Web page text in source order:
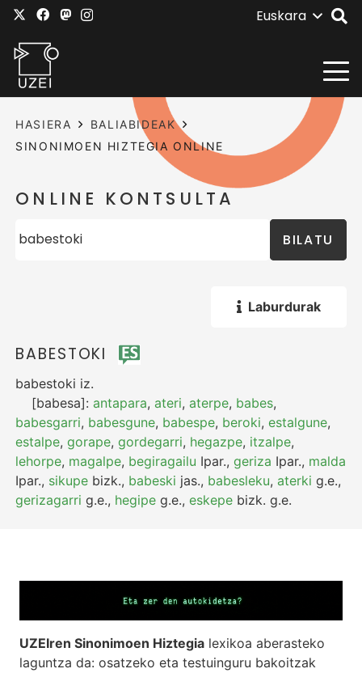
Euskara
HASIERA
BALIABIDEAK
SINONIMOEN HIZTEGIA ONLINE
ONLINE KONTSULTA
BILATU
Laburdurak
BABESTOKI
babestoki iz.
[babesa]:antapara,ateri,aterpe, babes,
babesgarri, babesgune, babespe, beroki,estalgune,
estalpe,gorape,gordegarri, hegazpe, itzalpe,
lehorpe, magalpe, begiragailu Ipar.,geriza Ipar., malda
Ipar., sikupe bizk., babeski jas., babesleku,aterki g.e.,
gerizagarri g.e., hegipe g.e.,eskepe bizk. g.e.
UZEIren Sinonimoen Hiztegia lexikoa aberasteko
laguntza da: osatzeko eta testuinguru bakoitzak